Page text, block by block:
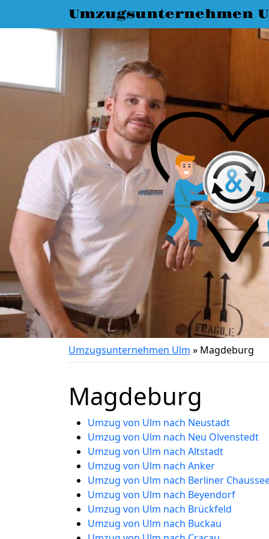
Umzugsunternehmen
Umzugsunternehmen Ulm » Magdeburg
Magdeburg
Umzug von Ulm nach Neustadt
Umzug von Ulm nach Neu Olvenstedt
Umzug von Ulm nach Altstadt
Umzug von Ulm nach Anker
Umzug von Ulm nach Berliner
Umzug von Ulm nach Beyendorf
Umzug von Ulm nach Brückfeld
Umzug von Ulm nach Buckau